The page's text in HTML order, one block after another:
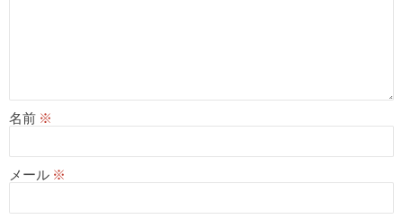
名前 ※
メール ※